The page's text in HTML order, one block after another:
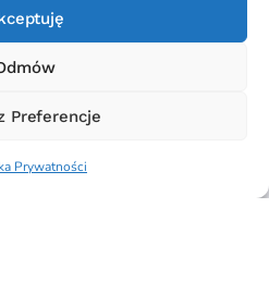
Preferencje
Prywatności
9, 80-298 Gdańsk